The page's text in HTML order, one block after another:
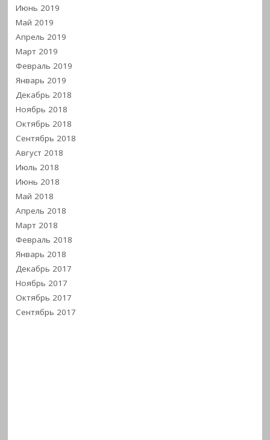
Июнь 2019
Май 2019
Апрель 2019
Март 2019
Февраль 2019
Январь 2019
Декабрь 2018
Ноябрь 2018
Октябрь 2018
Сентябрь 2018
Август 2018
Июль 2018
Июнь 2018
Май 2018
Апрель 2018
Март 2018
Февраль 2018
Январь 2018
Декабрь 2017
Ноябрь 2017
Октябрь 2017
Сентябрь 2017